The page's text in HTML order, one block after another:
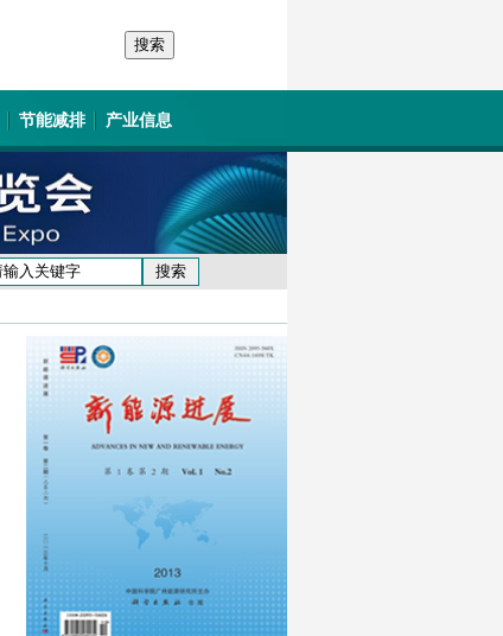
节能减排 产业信息